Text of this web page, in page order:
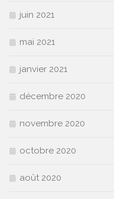
juin 2021
mai 2021
janvier 2021
décembre 2020
novembre 2020
octobre 2020
août 2020